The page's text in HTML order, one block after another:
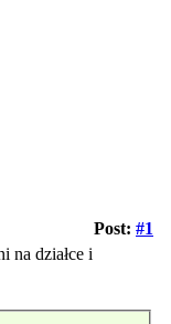
Post: #1
na działce i